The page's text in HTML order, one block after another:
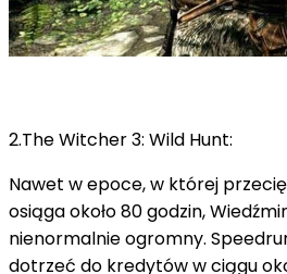
2.The Witcher 3: Wild Hunt:
Nawet w epoce, w której
osiąga około 80 godzin,
nienormalnie ogromny.
dotrzeć do kredytów w ciągu